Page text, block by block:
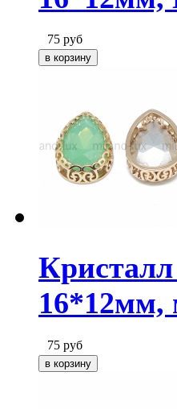
75 руб
16*12мм,
75 руб